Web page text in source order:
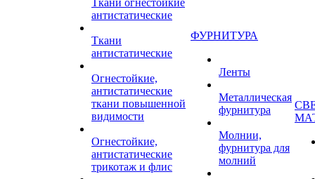
Ткани огнестойкие
антистатические
Ткани
антистатические
Огнестойкие,
антистатические
ткани повышенной
видимости
Огнестойкие,
антистатические
трикотаж и флис
ФУРНИТУРА
Ленты
Металлическая
фурнитура
Молнии,
фурнитура для
молний